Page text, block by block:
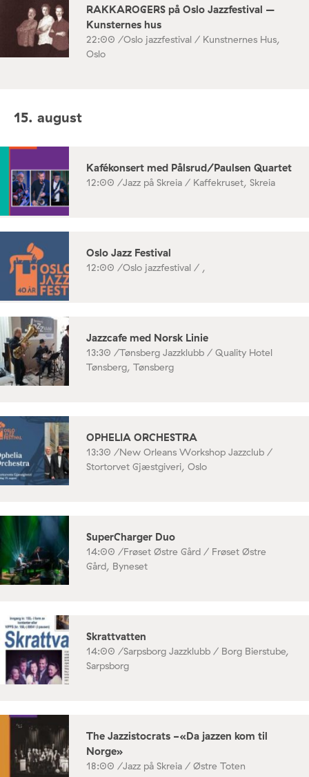
RAKKAROGERS på Oslo Jazzfestival –
Kunsternes hus
22:00 /Oslo jazzfestival / Kunstnernes Hus,
Oslo
15. august
Kafékonsert med Pålsrud/Paulsen Quartet
12:00 /Jazz på Skreia / Kaffekruset, Skreia
Oslo Jazz Festival
12:00 /Oslo jazzfestival / ,
Jazzcafe med Norsk Linie
13:30 /Tønsberg Jazzklubb / Quality Hotel
Tønsberg, Tønsberg
OPHELIA ORCHESTRA
13:30 /New Orleans Workshop Jazzclub /
Stortorvet Gjæstgiveri, Oslo
SuperCharger Duo
14:00 /Frøset Østre Gård / Frøset Østre
Gård, Byneset
Skrattvatten
14:00 /Sarpsborg Jazzklubb / Borg Bierstube,
Sarpsborg
The Jazzistocrats -«Da jazzen kom til
Norge»
18:00 /Jazz på Skreia / Østre Toten